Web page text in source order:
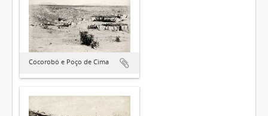
Cocorobó e Poço de Cima